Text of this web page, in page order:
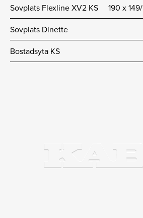
Sovplats Flexline XV2 KS
190 x
Sovplats Dinette
Bostadsyta KS